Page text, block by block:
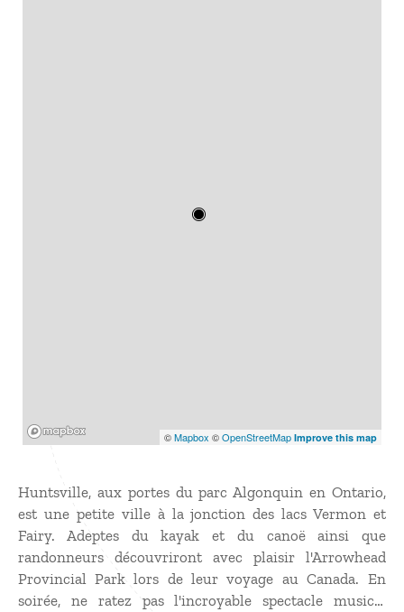
©Mapbox ©OpenStreetMap Improve this map
Huntsville, aux portes du parc Algonquin en Ontario,
est une petite ville à la jonction des lacs Vermon et
Fairy. Adeptes du kayak et du canoë ainsi que
randonneurs découvriront avec plaisir l'Arrowhead
Provincial Park lors de leur voyage au Canada. En
soirée, ne ratez pas l'incroyable spectacle musical